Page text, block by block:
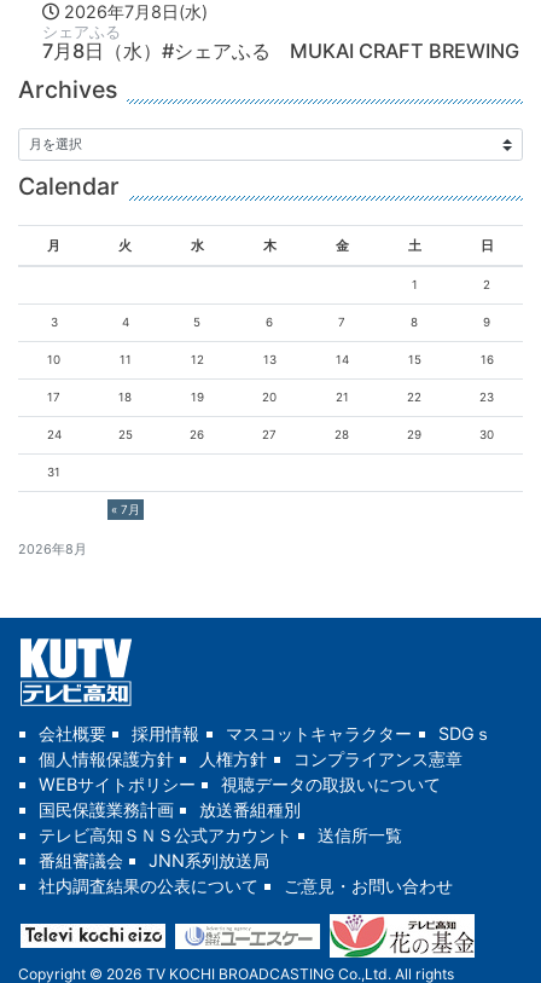
2026年7月8日(水)
シェアふる
7月8日（水）#シェアふる MUKAI CRAFT BREWING
Archives
Calendar
2026年8月
月 火 水 木 金 土 日
« 7月
1 2
3 4 5 6 7 8 9
10 11 12 13 14 15 16
17 18 19 20 21 22 23
24 25 26 27 28 29 30
31
会社概要 採用情報 マスコットキャラクター
SDGｓ
個人情報保護方針
人権方針
コンプライアンス憲章
WEBサイトポリシー
視聴データの取扱いについて
国民保護業務計画
放送番組種別
テレビ高知ＳＮＳ公式アカウント
送信所一覧
番組審議会
JNN系列放送局
社内調査結果の公表について
ご意見・お問い合わせ
Copyright © 2026 TV KOCHI BROADCASTING Co.,Ltd. All rights